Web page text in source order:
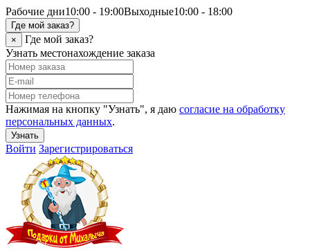
Рабочие дни10:00 - 19:00Выходные10:00 - 18:00
Где мой заказ?
×
Где мой заказ?
Узнать местонахождение заказа
Нажимая на кнопку "Узнать", я даю согласие на обработку
персональных данных.
Узнать
Войти Зарегистрироваться